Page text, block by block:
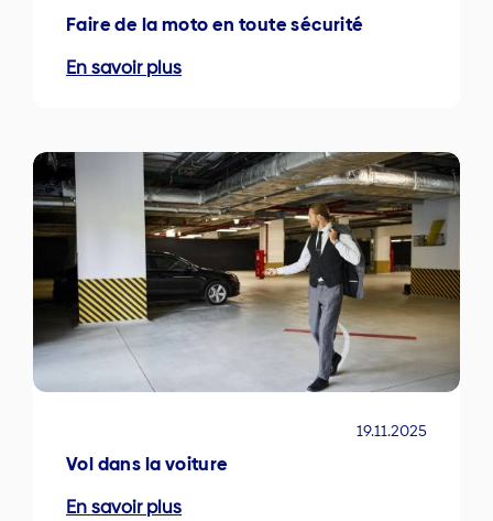
Faire de la moto en toute sécurité
En savoir plus
19.11.2025
Vol dans la voiture
En savoir plus